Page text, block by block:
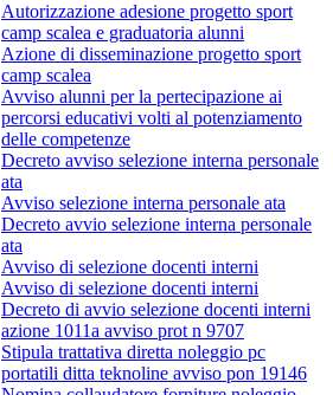
Autorizzazione adesione progetto sport
camp scalea e graduatoria alunni
Azione di disseminazione progetto sport
camp scalea
Avviso alunni per la pertecipazione ai
percorsi educativi volti al potenziamento
delle competenze
Decreto avviso selezione interna personale
ata
Avviso selezione interna personale ata
Decreto avvio selezione interna personale
ata
Avviso di selezione docenti interni
Avviso di selezione docenti interni
Decreto di avvio selezione docenti interni
azione 1011a avviso prot n 9707
Stipula trattativa diretta noleggio pc
portatili ditta teknoline avviso pon 19146